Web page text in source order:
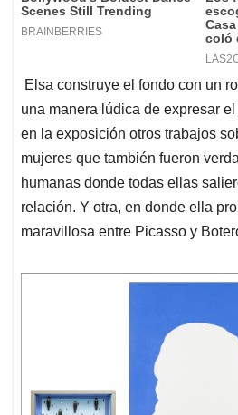
Elsa construye el fondo con un
una manera lúdica de expresar
en la exposición otros trabajos
mujeres que también fueron
humanas donde todas ellas
relación. Y otra, en donde ella
maravillosa entre Picasso y